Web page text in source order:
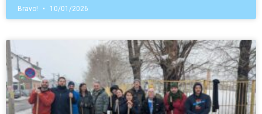
Bravo! 10/01/2026